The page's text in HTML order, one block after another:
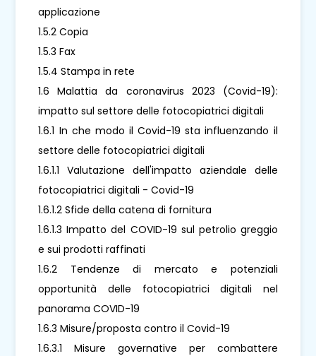
applicazione
1.5.2 Copia
1.5.3 Fax
1.5.4 Stampa in rete
1.6 Malattia da coronavirus 2023 (Covid-19):
impatto sul settore delle fotocopiatrici digitali
1.6.1 In che modo il Covid-19 sta influenzando il
settore delle fotocopiatrici digitali
1.6.1.1 Valutazione dell'impatto aziendale delle
fotocopiatrici digitali - Covid-19
1.6.1.2 Sfide della catena di fornitura
1.6.1.3 Impatto del COVID-19 sul petrolio greggio
e sui prodotti raffinati
1.6.2 Tendenze di mercato e potenziali
opportunità delle fotocopiatrici digitali nel
panorama COVID-19
1.6.3 Misure/proposta contro il Covid-19
1.6.3.1 Misure governative per combattere